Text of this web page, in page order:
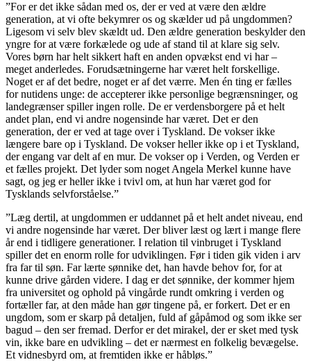
”For er det ikke sådan med os, der er ved at være den ældre
generation, at vi ofte bekymrer os og skælder ud på ungdommen?
Ligesom vi selv blev skældt ud. Den ældre generation beskylder den
yngre for at være forkælede og ude af stand til at klare sig selv.
Vores børn har helt sikkert haft en anden opvækst end vi har –
meget anderledes. Forudsætningerne har været helt forskellige.
Noget er af det bedre, noget er af det værre. Men én ting er fælles
for nutidens unge: de accepterer ikke personlige begrænsninger, og
landegrænser spiller ingen rolle. De er verdensborgere på et helt
andet plan, end vi andre nogensinde har været. Det er den
generation, der er ved at tage over i Tyskland. De vokser ikke
længere bare op i Tyskland. De vokser heller ikke op i et Tyskland,
der engang var delt af en mur. De vokser op i Verden, og Verden er
et fælles projekt. Det lyder som noget Angela Merkel kunne have
sagt, og jeg er heller ikke i tvivl om, at hun har været god for
Tysklands selvforståelse.”
”Læg dertil, at ungdommen er uddannet på et helt andet niveau, end
vi andre nogensinde har været. Der bliver læst og lært i mange flere
år end i tidligere generationer. I relation til vinbruget i Tyskland
spiller det en enorm rolle for udviklingen. Før i tiden gik viden i arv
fra far til søn. Far lærte sønnike det, han havde behov for, for at
kunne drive gården videre. I dag er det sønnike, der kommer hjem
fra universitet og ophold på vingårde rundt omkring i verden og
fortæller far, at den måde han gør tingene på, er forkert. Det er en
ungdom, som er skarp på detaljen, fuld af gåpåmod og som ikke ser
bagud – den ser fremad. Derfor er det mirakel, der er sket med tysk
vin, ikke bare en udvikling – det er nærmest en folkelig bevægelse.
Et vidnesbyrd om, at fremtiden ikke er håbløs.”